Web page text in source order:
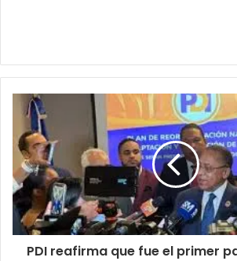
PDI reafirma que fue el primer